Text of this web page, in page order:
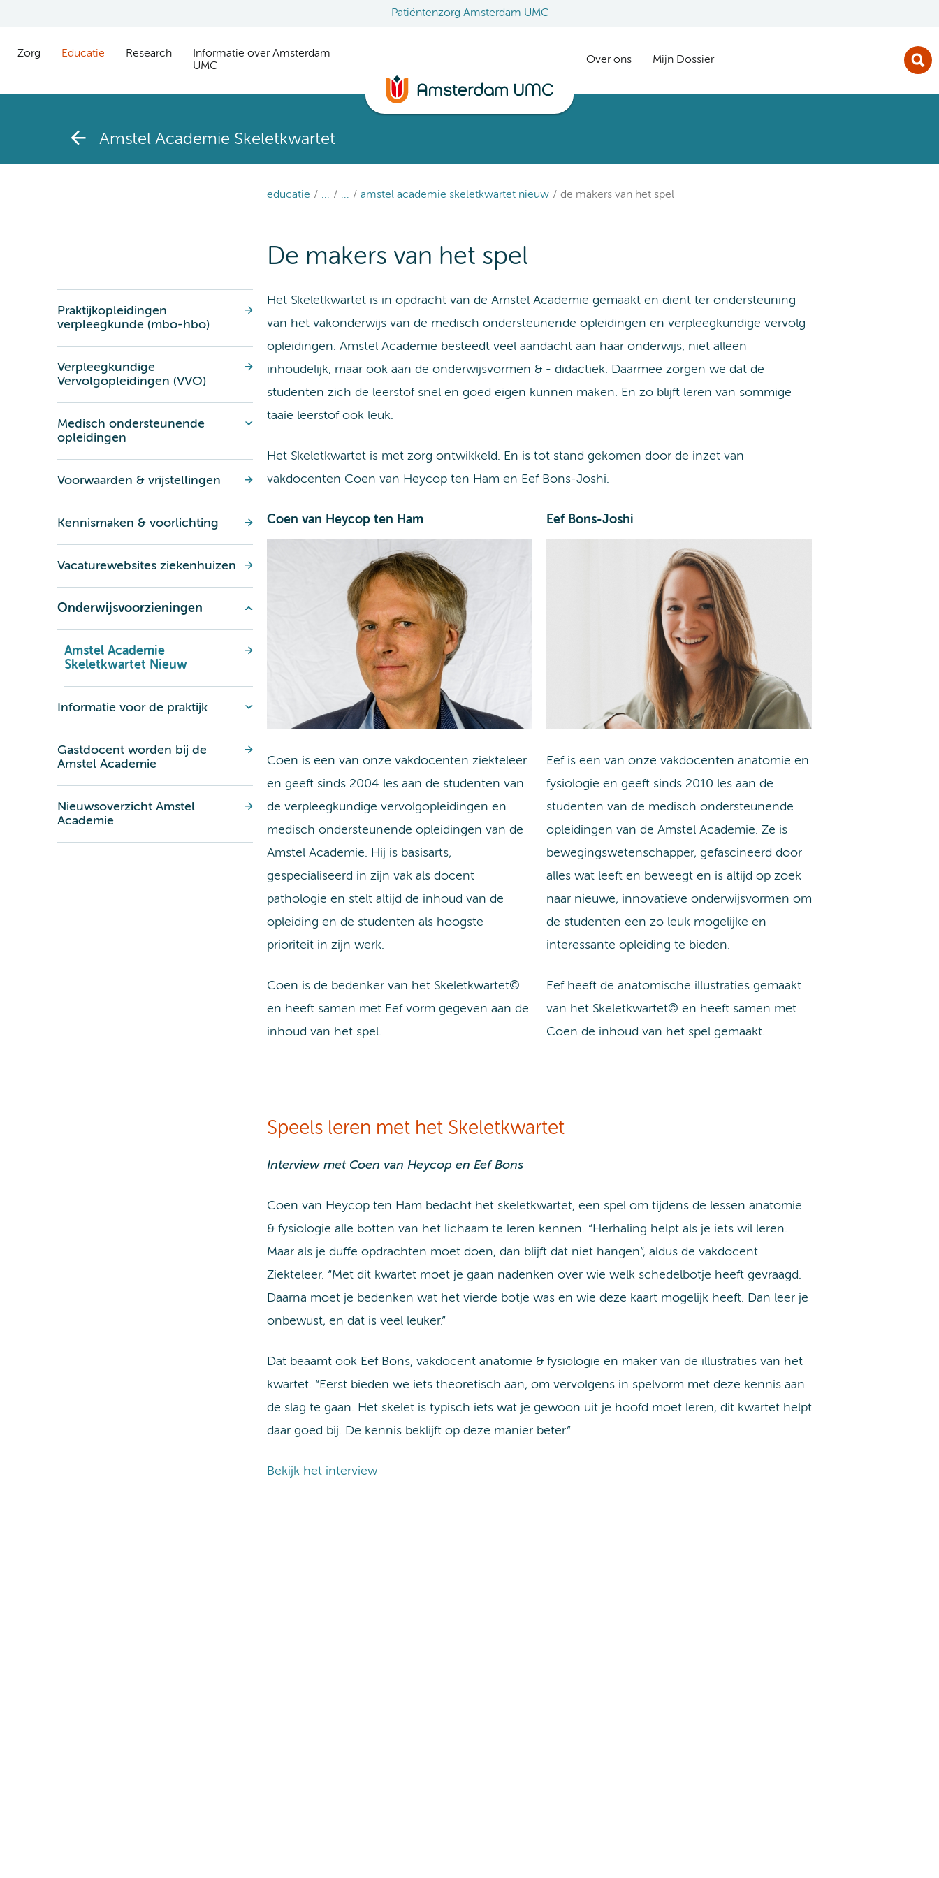
Patiëntenzorg Amsterdam UMC
Zorg Educatie Research
Informatie over Amsterdam
UMC
Over ons Mijn Dossier
Amstel Academie Skeletkwartet
educatie ... ... amstel academie skeletkwartet nieuw de makers van het spel
De makers van het spel
Praktijkopleidingen
verpleegkunde (mbo-hbo)
Verpleegkundige
Vervolgopleidingen (VVO)
Medisch ondersteunende
opleidingen
Voorwaarden & vrijstellingen
Kennismaken & voorlichting
Vacaturewebsites ziekenhuizen
Onderwijsvoorzieningen
Amstel Academie
Skeletkwartet Nieuw
Informatie voor de praktijk
Gastdocent worden bij de
Amstel Academie
Nieuwsoverzicht Amstel
Academie
Het Skeletkwartet is in opdracht van de Amstel Academie gemaakt en dient ter ondersteuning
van het vakonderwijs van de medisch ondersteunende opleidingen en verpleegkundige vervolg
opleidingen. Amstel Academie besteedt veel aandacht aan haar onderwijs, niet alleen
inhoudelijk, maar ook aan de onderwijsvormen & - didactiek. Daarmee zorgen we dat de
studenten zich de leerstof snel en goed eigen kunnen maken. En zo blijft leren van sommige
taaie leerstof ook leuk.
Het Skeletkwartet is met zorg ontwikkeld. En is tot stand gekomen door de inzet van
vakdocenten Coen van Heycop ten Ham en Eef Bons-Joshi.
Coen van Heycop ten Ham
Coen is een van onze vakdocenten ziekteleer
en geeft sinds 2004 les aan de studenten van
de verpleegkundige vervolgopleidingen en
medisch ondersteunende opleidingen van de
Amstel Academie. Hij is basisarts,
gespecialiseerd in zijn vak als docent
pathologie en stelt altijd de inhoud van de
opleiding en de studenten als hoogste
prioriteit in zijn werk.
Coen is de bedenker van het Skeletkwartet©
en heeft samen met Eef vorm gegeven aan de
inhoud van het spel.
Eef Bons-Joshi
Eef is een van onze vakdocenten anatomie en
fysiologie en geeft sinds 2010 les aan de
studenten van de medisch ondersteunende
opleidingen van de Amstel Academie. Ze is
bewegingswetenschapper, gefascineerd door
alles wat leeft en beweegt en is altijd op zoek
naar nieuwe, innovatieve onderwijsvormen om
de studenten een zo leuk mogelijke en
interessante opleiding te bieden.
Eef heeft de anatomische illustraties gemaakt
van het Skeletkwartet© en heeft samen met
Coen de inhoud van het spel gemaakt.
Speels leren met het Skeletkwartet
Interview met Coen van Heycop en Eef Bons
Coen van Heycop ten Ham bedacht het skeletkwartet, een spel om tijdens de lessen anatomie
& fysiologie alle botten van het lichaam te leren kennen. “Herhaling helpt als je iets wil leren.
Maar als je duffe opdrachten moet doen, dan blijft dat niet hangen”, aldus de vakdocent
Ziekteleer. “Met dit kwartet moet je gaan nadenken over wie welk schedelbotje heeft gevraagd.
Daarna moet je bedenken wat het vierde botje was en wie deze kaart mogelijk heeft. Dan leer je
onbewust, en dat is veel leuker.”
Dat beaamt ook Eef Bons, vakdocent anatomie & fysiologie en maker van de illustraties van het
kwartet. “Eerst bieden we iets theoretisch aan, om vervolgens in spelvorm met deze kennis aan
de slag te gaan. Het skelet is typisch iets wat je gewoon uit je hoofd moet leren, dit kwartet helpt
daar goed bij. De kennis beklijft op deze manier beter.”
Bekijk het interview